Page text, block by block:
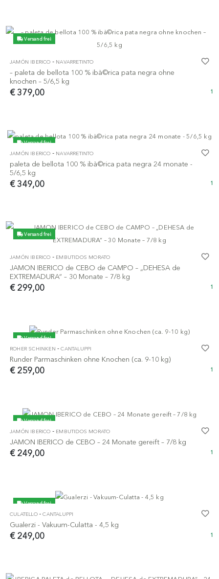
Versand frei
JAMÓN IBERICO - NAVARRETINTO
– paleta de bellota 100 % ibà©rica pata negra ohne
knochen – 5/6,5 kg
€ 379,00 1
Versand frei
JAMÓN IBERICO - NAVARRETINTO
paleta de bellota 100 % ibà©rica pata negra 24 monate -
5/6,5 kg
€ 349,00 1
Versand frei
JAMÓN IBERICO - EMBUTIDOS MORATO
JAMON IBERICO de CEBO de CAMPO – „DEHESA de
EXTREMADURA“ – 30 Monate – 7/8 kg
€ 299,00 1
Versand frei
ROHER SCHINKEN -CANTALUPPI
Runder Parmaschinken ohne Knochen (ca. 9-10 kg)
€ 259,00 1
Versand frei
JAMÓN IBERICO - EMBUTIDOS MORATO
JAMON IBERICO de CEBO – 24 Monate gereift – 7/8 kg
€ 249,00 1
Versand frei
CULATELLO-CANTALUPPI
Gualerzi - Vakuum-Culatta - 4,5 kg
€ 249,00 1